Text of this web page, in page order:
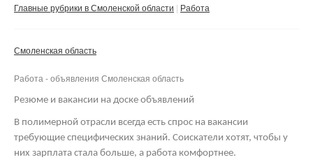
Главные рубрики в Смоленской области Работа
Смоленская область
Работа - объявления Смоленская область
Резюме и вакансии на доске объявлений
В полимерной отрасли всегда есть спрос на вакансии
требующие специфических знаний. Соискатели хотят, чтобы у
них зарплата стала больше, а работа комфортнее.